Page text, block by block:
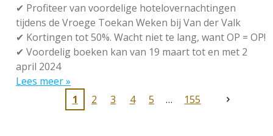
✔ Profiteer van voordelige hotelovernachtingen
tijdens de Vroege Toekan Weken bij Van der Valk
✔ Kortingen tot 50%. Wacht niet te lang, want OP = OP!
✔ Voordelig boeken kan van 19 maart tot en met 2
april 2024
Lees meer »
1
2 3 4 5 155